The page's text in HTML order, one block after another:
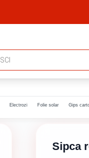
Electrozi Folie solar Gips
Sipca